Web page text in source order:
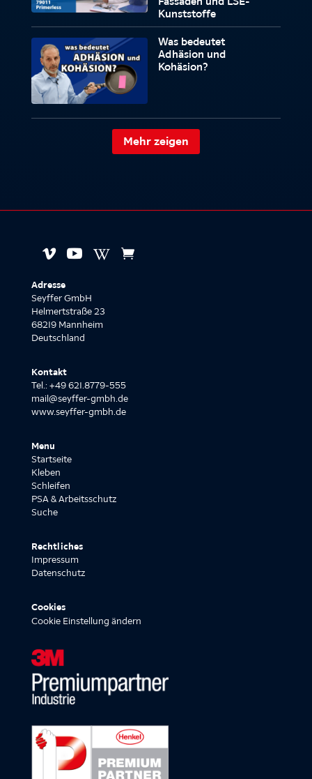
Kunststoffe
Was bedeutet
Adhäsion und
Kohäsion?
Mehr zeigen
   
Adresse
Seyffer GmbH
Helmertstraße 23
68219 Mannheim
Deutschland
Kontakt
Tel.: +49 621.8779-555
mail@seyffer-gmbh.de
www.seyffer-gmbh.de
Menu
Startseite
Kleben
Schleifen
PSA & Arbeitsschutz
Suche
Rechtliches
Impressum
Datenschutz
Cookies
Cookie Einstellung ändern